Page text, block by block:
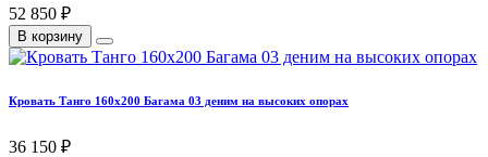
52 850 ₽
В корзину
Кровать Танго 160х200 Багама 03 деним на высоких опорах
36 150 ₽